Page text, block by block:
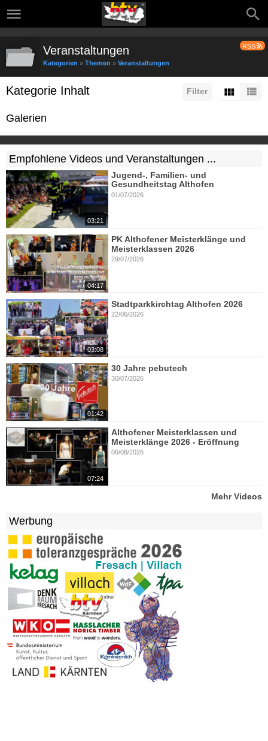
RSS
Veranstaltungen
Kategorien » Themen » Veranstaltungen
Filter
Kategorie Inhalt
Galerien
Empfohlene Videos und Veranstaltungen ...
03:21
Jugend-, Familien- und
Gesundheitstag Althofen
01/07/2026
04:17
PK Althofener Meisterklänge und
Meisterklassen 2026
29/07/2026
03:08
Stadtparkkirchtag Althofen 2026
22/06/2026
01:42
30 Jahre pebutech
30/07/2026
07:24
Althofener Meisterklassen und
Meisterklänge 2026 - Eröffnung
06/08/2026
Mehr Videos
Werbung